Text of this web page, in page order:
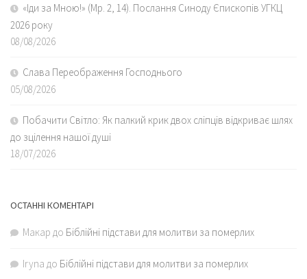
«Іди за Мною!» (Мр. 2, 14). Послання Синоду Єпископів УГКЦ
2026 року
08/08/2026
Слава Переображення Господнього
05/08/2026
Побачити Світло: Як палкий крик двох сліпців відкриває шлях
до зцілення нашої душі
18/07/2026
ОСТАННІ КОМЕНТАРІ
Макар до Біблійні підстави для молитви за померлих
Iryna до Біблійні підстави для молитви за померлих